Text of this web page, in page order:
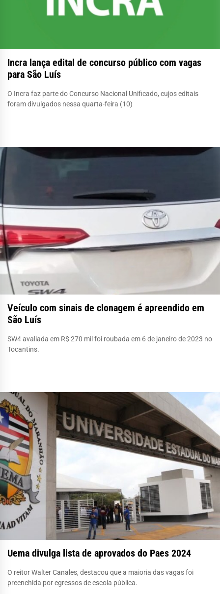
Incra lança edital de concurso público com vagas
para São Luís
O Incra faz parte do Concurso Nacional Unificado, cujos editais
foram divulgados nessa quarta-feira (10)
Veículo com sinais de clonagem é apreendido em
São Luís
SW4 avaliada em R$ 270 mil foi roubada em 6 de janeiro de 2023 no
Tocantins.
Uema divulga lista de aprovados do Paes 2024
O reitor Walter Canales, destacou que a maioria das vagas foi
preenchida por egressos de escola pública.